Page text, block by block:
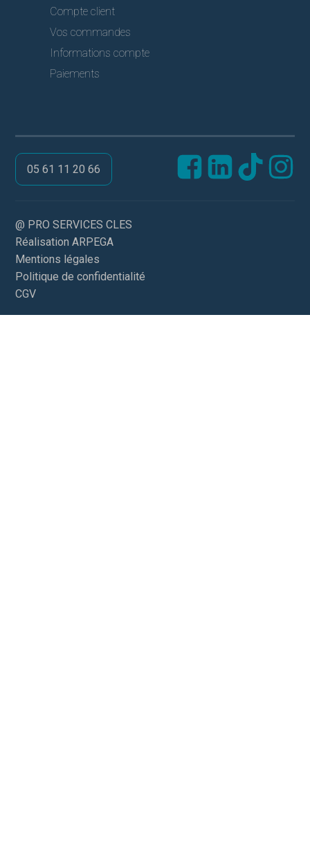
Compte client
Vos commandes
Informations compte
Paiements
05 61 11 20 66
@ PRO SERVICES CLES
Réalisation ARPEGA
Mentions légales
Politique de confidentialité
CGV